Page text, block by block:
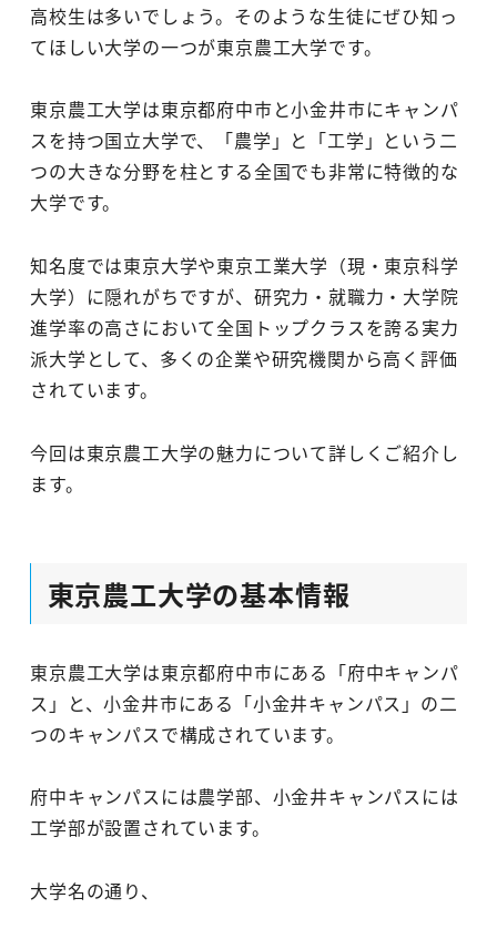
高校生は多いでしょう。そのような生徒にぜひ知っ
てほしい大学の一つが東京農工大学です。
東京農工大学は東京都府中市と小金井市にキャンパ
スを持つ国立大学で、「農学」と「工学」という二
つの大きな分野を柱とする全国でも非常に特徴的な
大学です。
知名度では東京大学や東京工業大学（現・東京科学
大学）に隠れがちですが、研究力・就職力・大学院
進学率の高さにおいて全国トップクラスを誇る実力
派大学として、多くの企業や研究機関から高く評価
されています。
今回は東京農工大学の魅力について詳しくご紹介し
ます。
東京農工大学の基本情報
東京農工大学は東京都府中市にある「府中キャンパ
ス」と、小金井市にある「小金井キャンパス」の二
つのキャンパスで構成されています。
府中キャンパスには農学部、小金井キャンパスには
工学部が設置されています。
大学名の通り、